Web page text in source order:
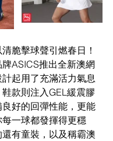
脆擊球聲引燃春日！
ASICS推出全新澳網
起用了充滿活力氣息
款則注入GEL緩震膠
好的回彈性能，更能
一球都發揮得更穩
有童裝，以及稱霸澳